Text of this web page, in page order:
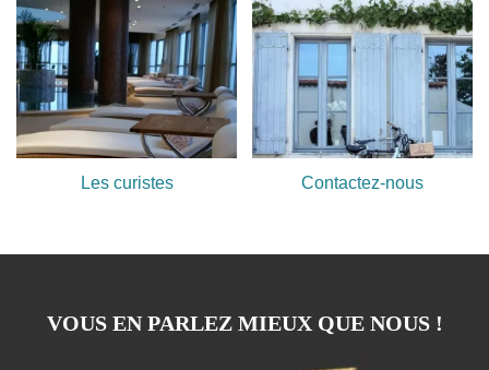
Les curistes Contactez-nous
VOUS EN PARLEZ MIEUX QUE NOUS !